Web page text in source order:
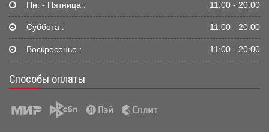
Пн. - Пятница : 11:00 - 20:00
Суббота : 11:00 - 20:00
Воскресенье : 11:00 - 20:00
Способы оплаты